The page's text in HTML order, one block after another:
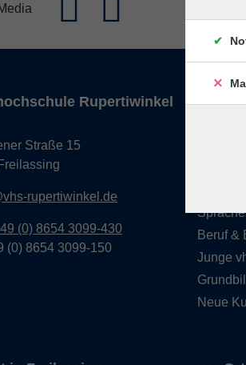
Rupertiwinkel
Straße 15
rupertiwinkel.de
(0) 8654 3099-430
(0) 8654 3099-150
Beruf &
Junge
Neue